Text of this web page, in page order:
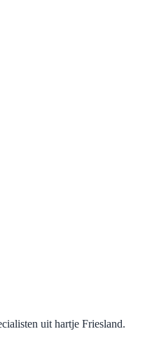
uit hartje Friesland.